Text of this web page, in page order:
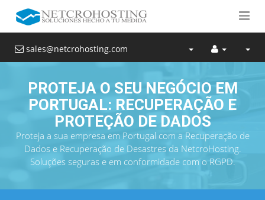
sales@netcrohosting.com
PROTEJA O SEU NEGÓCIO EM
PORTUGAL: RECUPERAÇÃO E
PROTEÇÃO DE DADOS
Proteja a sua empresa em Portugal com a Recuperação de
Dados e Recuperação de Desastres da NetcroHosting.
Soluções seguras e em conformidade com o RGPD.